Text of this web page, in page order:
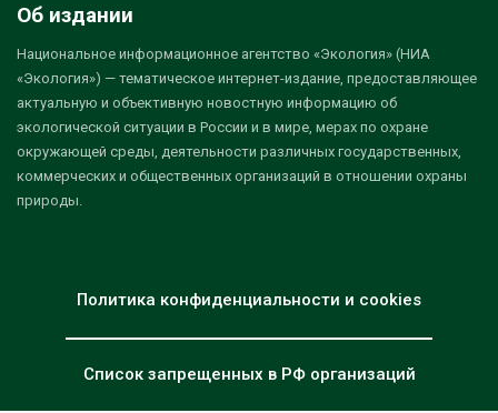
Об издании
Национальное информационное агентство «Экология» (НИА
«Экология») — тематическое интернет-издание, предоставляющее
актуальную и объективную новостную информацию об
экологической ситуации в России и в мире, мерах по охране
окружающей среды, деятельности различных государственных,
коммерческих и общественных организаций в отношении охраны
природы.
Политика конфиденциальности и cookies
Список запрещенных в РФ организаций